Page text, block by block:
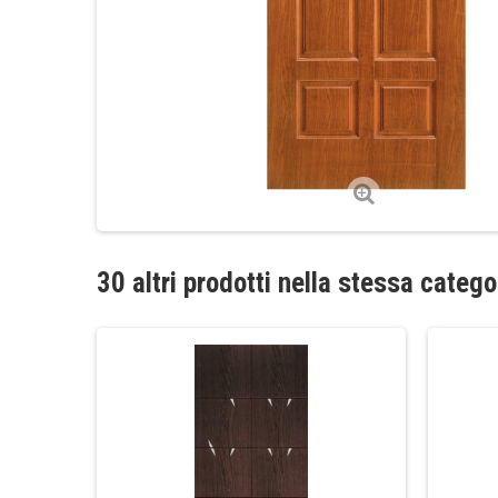
30 altri prodotti nella stessa